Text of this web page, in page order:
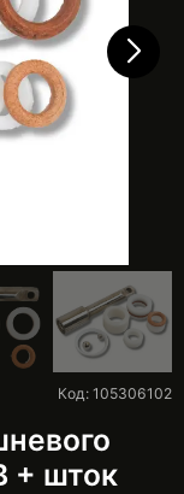
+ шток
Код: 105306102